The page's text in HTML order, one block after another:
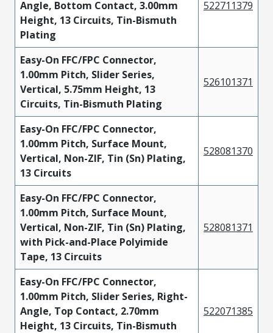
Angle, Bottom Contact, 3.00mm
Height, 13 Circuits, Tin-Bismuth
Plating
522711379
Easy-On FFC/FPC Connector,
1.00mm Pitch, Slider Series,
Vertical, 5.75mm Height, 13
Circuits, Tin-Bismuth Plating
526101371
Easy-On FFC/FPC Connector,
1.00mm Pitch, Surface Mount,
Vertical, Non-ZIF, Tin (Sn) Plating,
13 Circuits
528081370
Easy-On FFC/FPC Connector,
1.00mm Pitch, Surface Mount,
Vertical, Non-ZIF, Tin (Sn) Plating,
with Pick-and-Place Polyimide
Tape, 13 Circuits
528081371
Easy-On FFC/FPC Connector,
1.00mm Pitch, Slider Series, Right-
Angle, Top Contact, 2.70mm
Height, 13 Circuits, Tin-Bismuth
522071385